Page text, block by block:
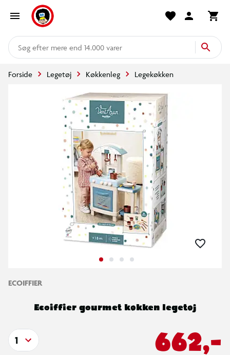
mere end 14.000 varer
Forside Legetøj Køkkenleg Legekøkken
ECOIFFIER
Ecoiffier gourmet køkken legetøj
662,-
1